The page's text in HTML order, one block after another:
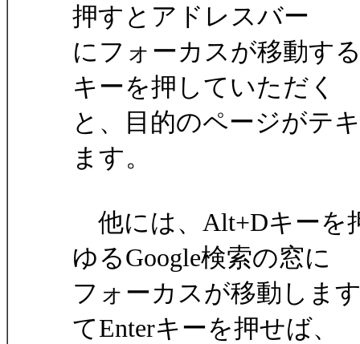
押すとアドレスバー
にフォーカスが移動す
キーを押していただく
と、目的のページがテ
ます。
他には、Alt+Dキーを
ゆるGoogle検索の窓に
フォーカスが移動しま
てEnterキーを押せば、